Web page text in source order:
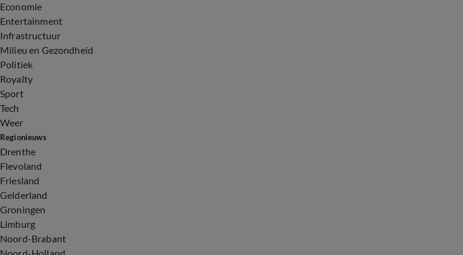
Economie
Entertainment
Infrastructuur
Milieu en Gezondheid
Politiek
Royalty
Sport
Tech
Weer
Regionieuws
Drenthe
Flevoland
Friesland
Gelderland
Groningen
Limburg
Noord-Brabant